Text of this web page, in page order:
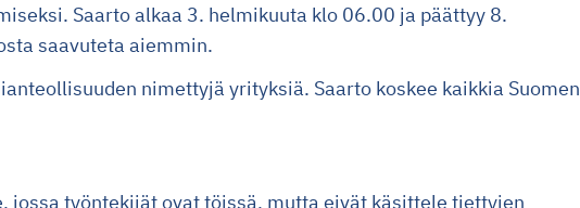
Saarto alkaa 3. helmikuuta klo 06.00 ja päättyy 8.
saavuteta aiemmin.
nimettyjä yrityksiä. Saarto koskee kaikkia Suomen
jossa työntekijät ovat töissä, mutta eivät käsittele tiettyjen